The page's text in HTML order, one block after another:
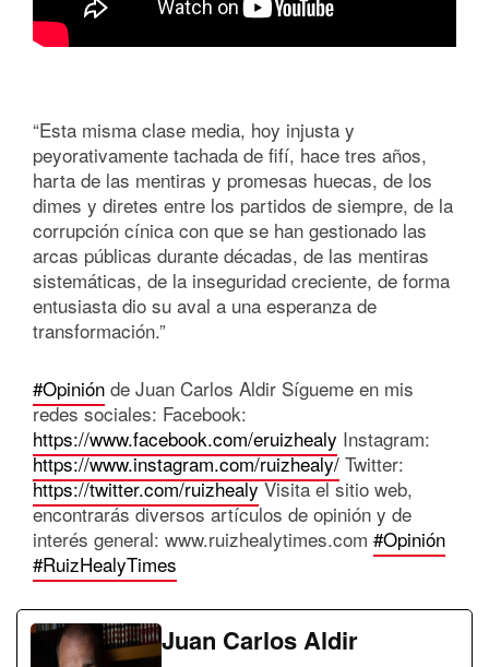
“Esta misma clase media, hoy injusta y
peyorativamente tachada de fifí, hace tres años,
harta de las mentiras y promesas huecas, de los
dimes y diretes entre los partidos de siempre, de la
corrupción cínica con que se han gestionado las
arcas públicas durante décadas, de las mentiras
sistemáticas, de la inseguridad creciente, de forma
entusiasta dio su aval a una esperanza de
transformación.”
#Opinión de Juan Carlos Aldir Sígueme en mis
redes sociales: Facebook:
https://www.facebook.com/eruizhealy Instagram:
https://www.instagram.com/ruizhealy/ Twitter:
https://twitter.com/ruizhealyVisita el sitio web,
encontrarás diversos artículos de opinión y de
interés general: www.ruizhealytimes.com #Opinión
#RuizHealyTimes
Juan Carlos Aldir